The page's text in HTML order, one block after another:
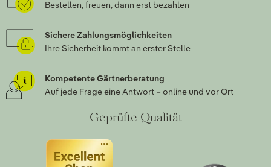
Bestellen, freuen, dann erst bezahlen
Sichere Zahlungsmöglichkeiten
Ihre Sicherheit kommt an erster Stelle
Kompetente Gärtnerberatung
Auf jede Frage eine Antwort – online und vor Ort
Geprüfte Qualität